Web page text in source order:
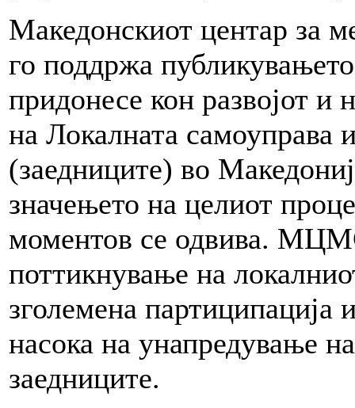
Македонскиот центар за
го поддржа
придонесе кон развојот и
на Локалната самоуправа
(заедниците) во
значењето на целиот
моментов се одвива.
поттикнување на
зголемена партиципација
насока на унапредување
заедниците.